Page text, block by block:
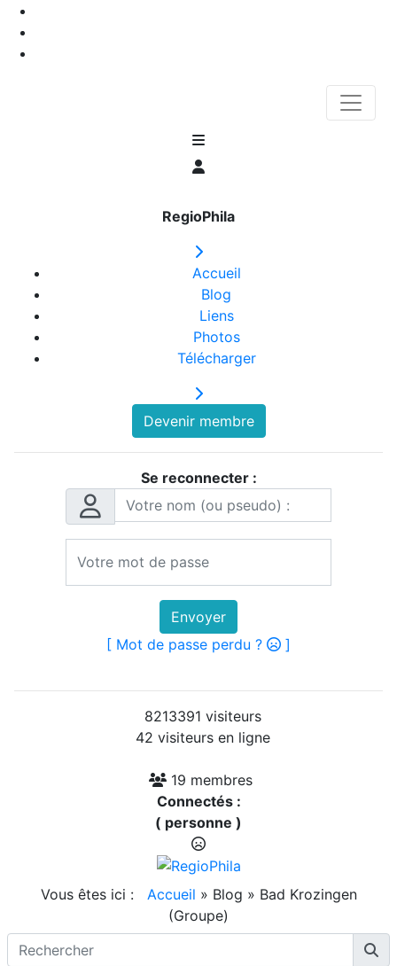
RegioPhila
Accueil
Blog
Liens
Photos
Télécharger
Devenir membre
Se reconnecter :
Envoyer
[ Mot de passe perdu ?
]
8213391 visiteurs
42 visiteurs en ligne
19 membres
Connectés :
( personne )
Vous êtes ici : Accueil » Blog » Bad Krozingen
(Groupe)